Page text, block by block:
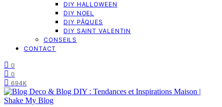
DIY HALLOWEEN
DIY NOEL
DIY PÂQUES
DIY SAINT VALENTIN
CONSEILS
CONTACT
0
0
694K